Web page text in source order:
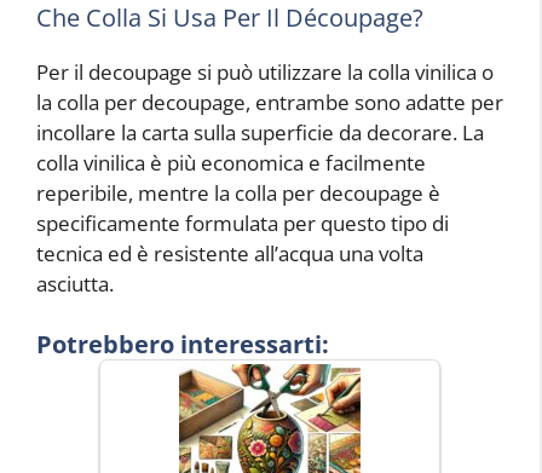
Che Colla Si Usa Per Il Découpage?
Per il decoupage si può utilizzare la colla vinilica o
la colla per decoupage, entrambe sono adatte per
incollare la carta sulla superficie da decorare. La
colla vinilica è più economica e facilmente
reperibile, mentre la colla per decoupage è
specificamente formulata per questo tipo di
tecnica ed è resistente all’acqua una volta
asciutta.
Potrebbero interessarti: